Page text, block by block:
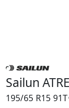
Sailun
195/65 R15 91T